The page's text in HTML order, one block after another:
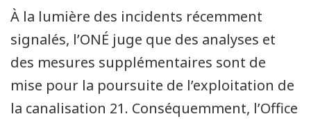
À la lumière des incidents récemment
signalés, l’ONÉ juge que des analyses et
des mesures supplémentaires sont de
mise pour la poursuite de l’exploitation de
la canalisation 21. Conséquemment, l’Office